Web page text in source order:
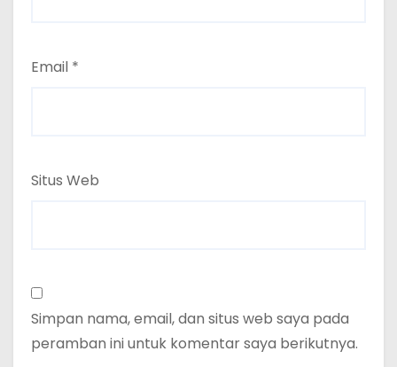
Email *
Situs Web
Simpan nama, email, dan situs web saya pada
peramban ini untuk komentar saya berikutnya.